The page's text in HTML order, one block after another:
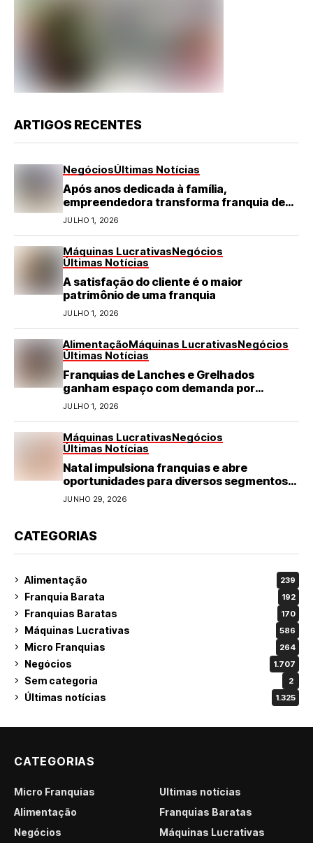
ARTIGOS RECENTES
NegóciosÚltimas Notícias
Após anos dedicada à família,
empreendedora transforma franquia de
turismo em negócio de destaque no RN
JULHO 1, 2026
Máquinas LucrativasNegócios
Últimas Notícias
A satisfação do cliente é o maior
patrimônio de uma franquia
JULHO 1, 2026
AlimentaçãoMáquinas LucrativasNegócios
Últimas Notícias
Franquias de Lanches e Grelhados
ganham espaço com demanda por
refeições rápidas e de qualidade
JULHO 1, 2026
Máquinas LucrativasNegócios
Últimas Notícias
Natal impulsiona franquias e abre
oportunidades para diversos segmentos
do varejo
JUNHO 29, 2026
CATEGORIAS
Alimentação 239
Franquia Barata 192
Franquias Baratas 170
Máquinas Lucrativas 586
Micro Franquias 264
Negócios 1.707
Sem categoria 2
Últimas notícias 1.325
CATEGORIAS
Micro Franquias
Últimas notícias
Alimentação
Franquias Baratas
Negócios
Máquinas Lucrativas